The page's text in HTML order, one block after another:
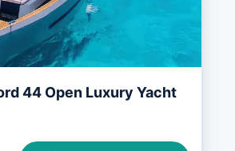
44 Open Luxury Yacht